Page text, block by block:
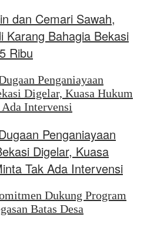
dan Cemari Sawah,
Karang Bahagia Bekasi
Ribu
Penganiayaan
Digelar, Kuasa
Tak Ada Intervensi